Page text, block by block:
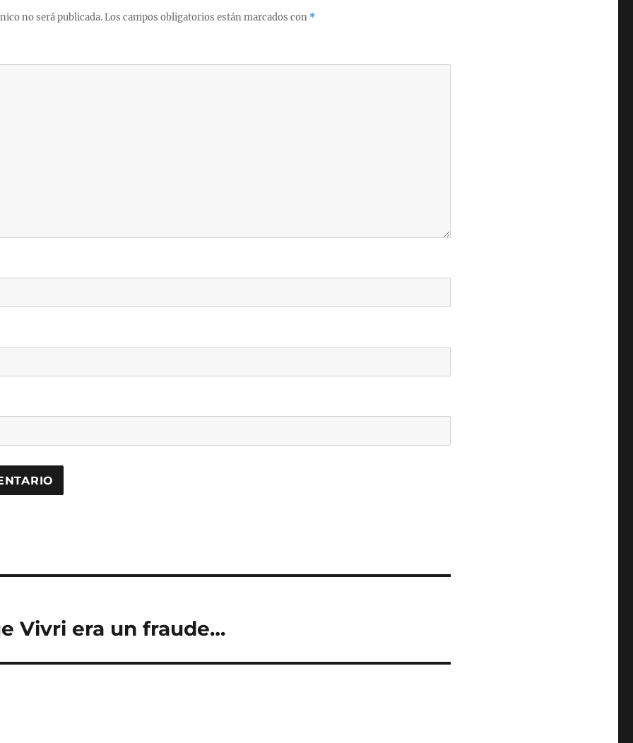
no será publicada.Los campos obligatorios están marcados con *
Vivri era un fraude…